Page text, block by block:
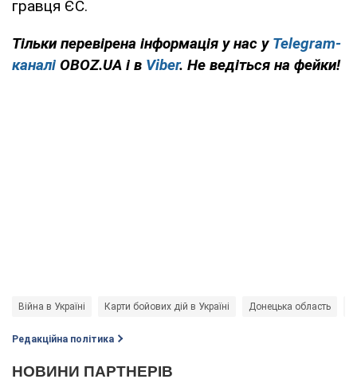
гравця ЄС.
Тільки перевірена інформація у нас у Telegram-
каналі OBOZ.UA і в Viber. Не ведіться на фейки!
Війна в Україні Карти бойових дій в Україні Донецька область
Редакційна політика